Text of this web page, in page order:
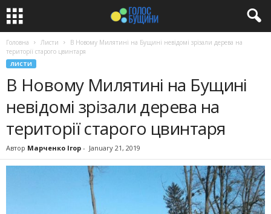
Головна Листи
В Новому Милятині на Бущині невідомі зрізали дерева на
території старого цвинтаря
ЛИСТИ
В Новому Милятині на Бущині
невідомі зрізали дерева на
території старого цвинтаря
Автор Марченко Ігор - January 21, 2019